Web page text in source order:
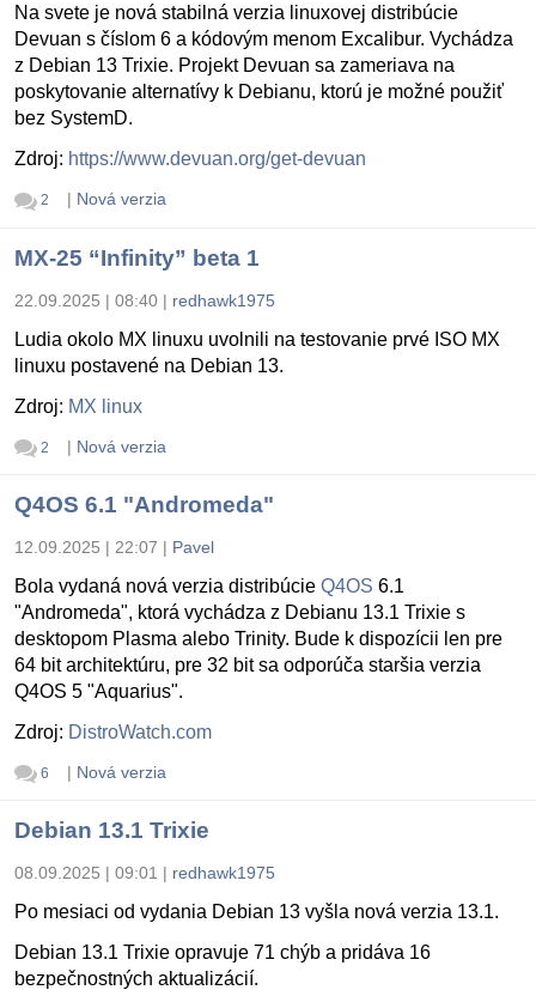
Na svete je nová stabilná verzia linuxovej distribúcie
Devuan s číslom 6 a kódovým menom Excalibur. Vychádza
z Debian 13 Trixie. Projekt Devuan sa zameriava na
poskytovanie alternatívy k Debianu, ktorú je možné použiť
bez SystemD.
Zdroj: https://www.devuan.org/get-devuan
2 | Nová verzia
MX-25 “Infinity” beta 1
22.09.2025 | 08:40 | redhawk1975
Ludia okolo MX linuxu uvolnili na testovanie prvé ISO MX
linuxu postavené na Debian 13.
Zdroj: MX linux
2 | Nová verzia
Q4OS 6.1 "Andromeda"
12.09.2025 | 22:07 | Pavel
Bola vydaná nová verzia distribúcie Q4OS 6.1
"Andromeda", ktorá vychádza z Debianu 13.1 Trixie s
desktopom Plasma alebo Trinity. Bude k dispozícii len pre
64 bit architektúru, pre 32 bit sa odporúča staršia verzia
Q4OS 5 "Aquarius".
Zdroj: DistroWatch.com
6 | Nová verzia
Debian 13.1 Trixie
08.09.2025 | 09:01 | redhawk1975
Po mesiaci od vydania Debian 13 vyšla nová verzia 13.1.
Debian 13.1 Trixie opravuje 71 chýb a pridáva 16
bezpečnostných aktualizácií.